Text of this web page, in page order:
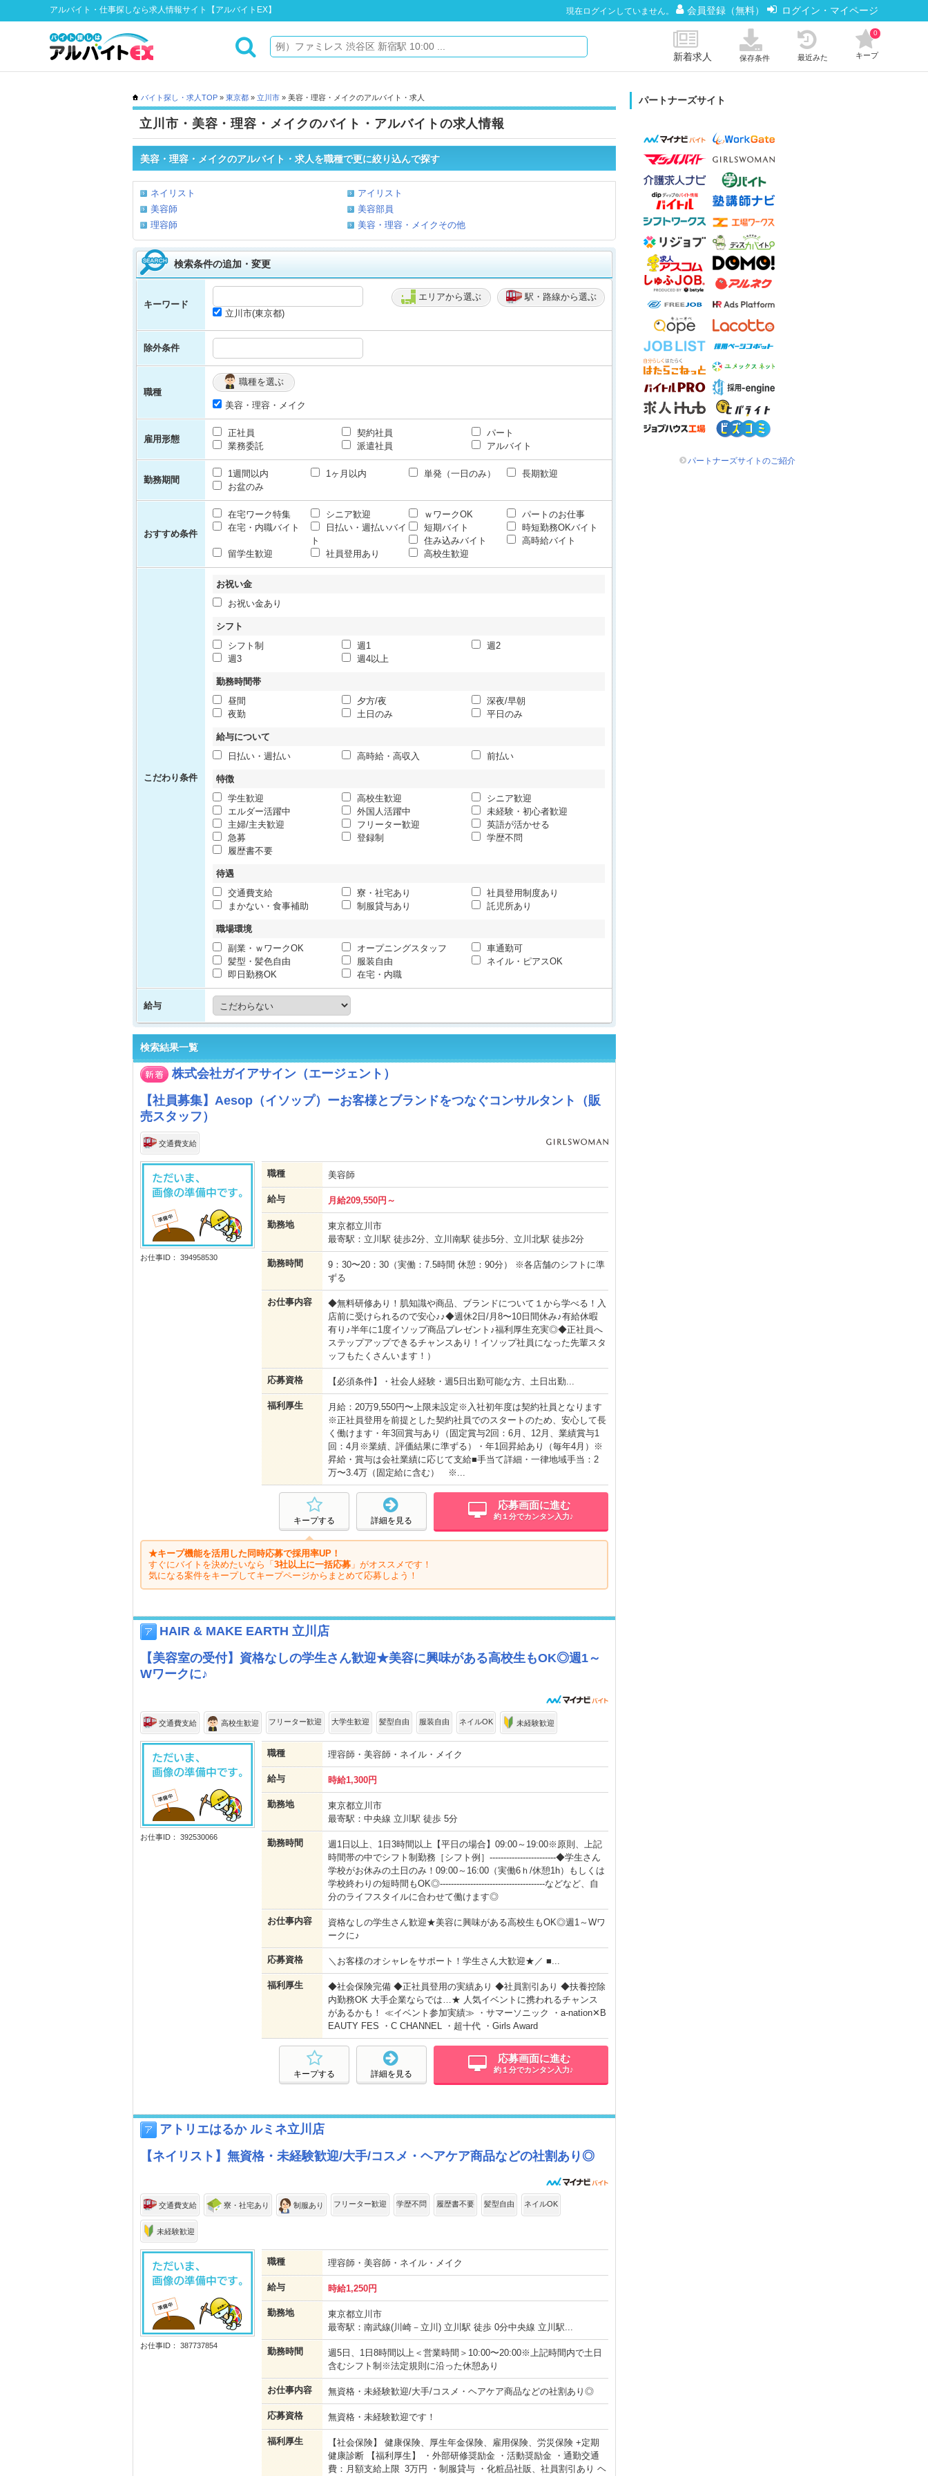
アルバイト・仕事探しなら求人情報サイト【アルバイトEX】 現在ログインしていません。 会員登録（無料） ログイン・マイページ
新着求人 保存条件 最近みた キープ
0
バイト探し・求人TOP » 東京都 » 立川市 » 美容・理容・メイクのアルバイト・求人
立川市・美容・理容・メイクのバイト・アルバイトの求人情報
美容・理容・メイクのアルバイト・求人を職種で更に絞り込んで探す
ネイリスト
アイリスト
美容師
美容部員
理容師
美容・理容・メイクその他
検索条件の追加・変更
キーワード
エリアから選ぶ
駅・路線から選ぶ
立川市(東京都)
除外条件
職種
職種を選ぶ
美容・理容・メイク
雇用形態
正社員 契約社員
パート
業務委託
派遣社員 アルバイト
勤務期間
1週間以内 1ヶ月以内 単発（一日のみ）
長期歓迎
お盆のみ
おすすめ条件
在宅ワーク特集 シニア歓迎 ｗワークOK
パートのお仕事
在宅・内職バイト
日払い・週払いバイ
ト
短期バイト
時短勤務OKバイト
住み込みバイト
高時給バイト
留学生歓迎
社員登用あり 高校生歓迎
こだわり条件
お祝い金
お祝い金あり
シフト
シフト制
週1
週2
週3
週4以上
勤務時間帯
昼間
夕方/夜
深夜/早朝
夜勤
土日のみ 平日のみ
給与について
日払い・週払い
高時給・高収入 前払い
特徴
学生歓迎
高校生歓迎
シニア歓迎
エルダー活躍中
外国人活躍中
未経験・初心者歓迎
主婦/主夫歓迎
フリーター歓迎
英語が活かせる
急募
登録制
学歴不問
履歴書不要
待遇
交通費支給
寮・社宅あり
社員登用制度あり
まかない・食事補助
制服貸与あり 託児所あり
職場環境
副業・ｗワークOK
オープニングスタッフ
車通勤可
髪型・髪色自由
服装自由
ネイル・ピアスOK
即日勤務OK
在宅・内職
給与
検索結果一覧
株式会社ガイアサイン（エージェント）
【社員募集】Aesop（イソップ）ーお客様とブランドをつなぐコンサルタント（販
売スタッフ）
交通費支給
お仕事ID： 394958530
職種 美容師
給与 月給209,550円～
勤務地
東京都立川市
最寄駅：立川駅 徒歩2分、立川南駅 徒歩5分、立川北駅 徒歩2分
勤務時間
9：30〜20：30（実働：7.5時間 休憩：90分） ※各店舗のシフトに準
ずる
お仕事内容
◆無料研修あり！肌知識や商品、ブランドについて１から学べる！入
店前に受けられるので安心♪♪◆週休2日/月8〜10日間休み♪有給休暇
有り♪半年に1度イソップ商品プレゼント♪福利厚生充実◎◆正社員へ
ステップアップできるチャンスあり！イソップ社員になった先輩スタ
ッフもたくさんいます！）
応募資格 【必須条件】・社会人経験・週5日出勤可能な方、土日出勤...
福利厚生
月給：20万9,550円〜上限未設定※入社初年度は契約社員となります
※正社員登用を前提とした契約社員でのスタートのため、安心して長
く働けます・年3回賞与あり（固定賞与2回：6月、12月、業績賞与1
回：4月※業績、評価結果に準ずる）・年1回昇給あり（毎年4月）※
昇給・賞与は会社業績に応じて支給■手当て詳細・一律地域手当：2
万〜3.4万（固定給に含む） ※...
応募画面に進む
約１分でカンタン入力♪
詳細を見る
キープする
★キープ機能を活用した同時応募で採用率UP！
すぐにバイトを決めたいなら「 3社以上に一括応募 」がオススメです！
気になる案件をキープしてキープページからまとめて応募しよう！
HAIR & MAKE EARTH 立川店
【美容室の受付】資格なしの学生さん歓迎★美容に興味がある高校生もOK◎週1～
Wワークに♪
交通費支給 高校生歓迎 フリーター歓迎 大学生歓迎 髪型自由 服装自由 ネイルOK 未経験歓迎
お仕事ID： 392530066
職種 理容師・美容師・ネイル・メイク
給与 時給1,300円
勤務地
東京都立川市
最寄駅：中央線 立川駅 徒歩 5分
勤務時間
週1日以上、1日3時間以上【平日の場合】09:00～19:00※原則、上記
時間帯の中でシフト制勤務［シフト例］------------------------◆学生さん
学校がお休みの土日のみ！09:00～16:00（実働6ｈ/休憩1h）もしくは
学校終わりの短時間もOK◎--------------------------------------などなど、自
分のライフスタイルに合わせて働けます◎
お仕事内容
資格なしの学生さん歓迎★美容に興味がある高校生もOK◎週1～Wワ
ークに♪
応募資格 ＼お客様のオシャレをサポート！学生さん大歓迎★／ ■...
福利厚生
◆社会保険完備 ◆正社員登用の実績あり ◆社員割引あり ◆扶養控除
内勤務OK 大手企業ならでは…★ 人気イベントに携われるチャンス
があるかも！ ≪イベント参加実績≫ ・サマーソニック ・a-nation✕B
EAUTY FES ・C CHANNEL ・超十代 ・Girls Award
応募画面に進む
約１分でカンタン入力♪
詳細を見る
キープする
アトリエはるか ルミネ立川店
【ネイリスト】無資格・未経験歓迎/大手/コスメ・ヘアケア商品などの社割あり◎
交通費支給 寮・社宅あり 制服あり フリーター歓迎 学歴不問 履歴書不要 髪型自由 ネイルOK
未経験歓迎
お仕事ID： 387737854
職種 理容師・美容師・ネイル・メイク
給与 時給1,250円
勤務地
東京都立川市
最寄駅：南武線(川崎－立川) 立川駅 徒歩 0分中央線 立川駅...
勤務時間
週5日、1日8時間以上＜営業時間＞10:00〜20:00※上記時間内で土日
含むシフト制※法定規則に沿った休憩あり
お仕事内容 無資格・未経験歓迎/大手/コスメ・ヘアケア商品などの社割あり◎
応募資格 無資格・未経験歓迎です！
福利厚生
【社会保険】 健康保険、厚生年金保険、雇用保険、労災保険 +定期
健康診断 【福利厚生】 ・外部研修奨励金 ・活動奨励金 ・通勤交通
費：月額支給上限 3万円 ・制服貸与 ・化粧品社販、社員割引あり ヘ
パートナーズサイト
パートナーズサイトのご紹介